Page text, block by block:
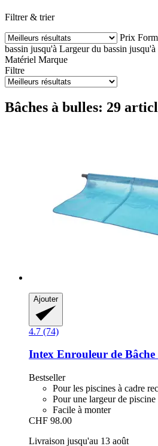
Filtrer & trier
Prix
bassin jusqu'à Largeur du bassin jusqu'à
Matériel Marque
Filtre
Bâches à bulles: 29
Ajouter
4.7 (74)
Intex Enrouleur de Bâche
Bestseller
Pour les piscines à cadre
Pour une largeur de
Facile à monter
CHF 98.00
Livraison jusqu'au 13 août